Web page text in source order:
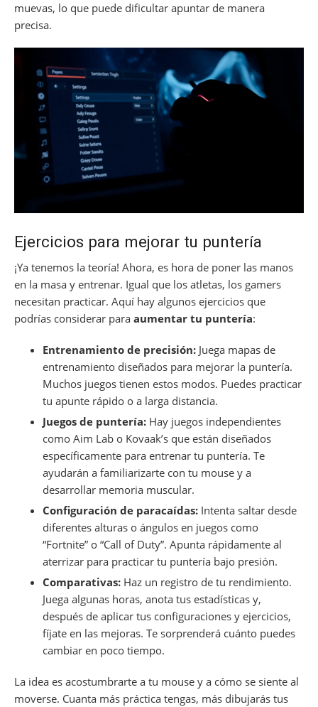
muevas, lo que puede dificultar apuntar de manera
precisa.
Ejercicios para mejorar tu puntería
¡Ya tenemos la teoría! Ahora, es hora de poner las manos
en la masa y entrenar. Igual que los atletas, los gamers
necesitan practicar. Aquí hay algunos ejercicios que
podrías considerar para aumentar tu puntería:
Entrenamiento de precisión: Juega mapas de
entrenamiento diseñados para mejorar la puntería.
Muchos juegos tienen estos modos. Puedes practicar
tu apunte rápido o a larga distancia.
Juegos de puntería: Hay juegos independientes
como Aim Lab o Kovaak’s que están diseñados
específicamente para entrenar tu puntería. Te
ayudarán a familiarizarte con tu mouse y a
desarrollar memoria muscular.
Configuración de paracaídas: Intenta saltar desde
diferentes alturas o ángulos en juegos como
“Fortnite” o “Call of Duty”. Apunta rápidamente al
aterrizar para practicar tu puntería bajo presión.
Comparativas: Haz un registro de tu rendimiento.
Juega algunas horas, anota tus estadísticas y,
después de aplicar tus configuraciones y ejercicios,
fíjate en las mejoras. Te sorprenderá cuánto puedes
cambiar en poco tiempo.
La idea es acostumbrarte a tu mouse y a cómo se siente al
moverse. Cuanta más práctica tengas, más dibujarás tus